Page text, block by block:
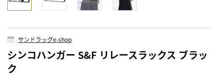
サンドラッグe-shop
シンコハンガー S&F リレースラックス ブラッ
ク